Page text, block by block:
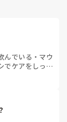
んでいる ・ マウ
でケアをしっか